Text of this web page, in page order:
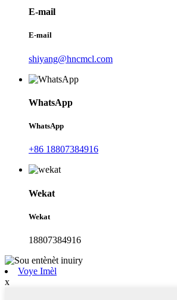
E-mail
E-mail
shiyang@hncmcl.com
WhatsApp
WhatsApp
+86 18807384916
Wekat
Wekat
18807384916
Voye Imèl
x